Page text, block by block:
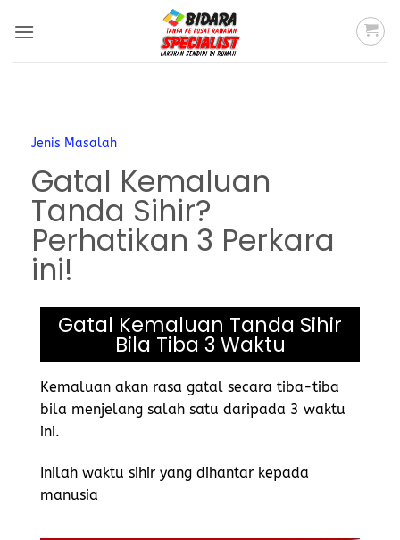
Jenis Masalah
Gatal Kemaluan
Tanda Sihir?
Perhatikan 3 Perkara
ini!
Gatal Kemaluan Tanda Sihir
Bila Tiba 3 Waktu
Kemaluan akan rasa gatal secara tiba-tiba
bila menjelang salah satu daripada 3 waktu
ini.
Inilah waktu sihir yang dihantar kepada
manusia